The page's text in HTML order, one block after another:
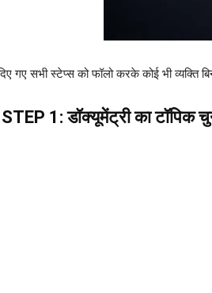
गए सभी स्टेप्स को फॉलो करके कोई भी व्यक्ति
STEP 1: डॉक्यूमेंट्री का टॉपिक